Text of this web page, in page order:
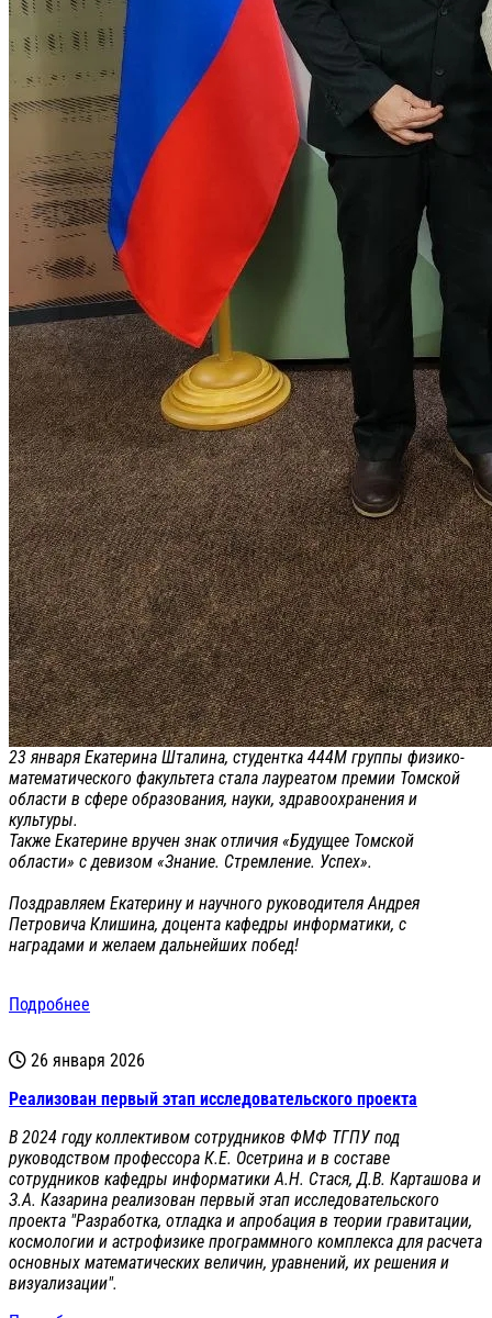
23 января Екатерина Шталина, студентка 444М группы физико-
математического факультета стала лауреатом премии Томской
области в сфере образования, науки, здравоохранения и
культуры.
Также Екатерине вручен знак отличия «Будущее Томской
области» с девизом «Знание. Стремление. Успех».
Поздравляем Екатерину и научного руководителя Андрея
Петровича Клишина, доцента кафедры информатики, с
наградами и желаем дальнейших побед!
Подробнее
26 января 2026
Реализован первый этап исследовательского проекта
В 2024 году коллективом сотрудников ФМФ ТГПУ под
руководством профессора К.Е. Осетрина и в составе
сотрудников кафедры информатики А.Н. Стася, Д.В. Карташова и
З.А. Казарина реализован первый этап исследовательского
проекта "Разработка, отладка и апробация в теории гравитации,
космологии и астрофизике программного комплекса для расчета
основных математических величин, уравнений, их решения и
визуализации".